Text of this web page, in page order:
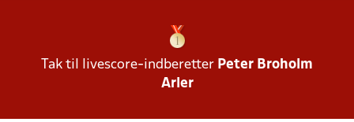
Tak til livescore-indberetter Peter Broholm
Arler